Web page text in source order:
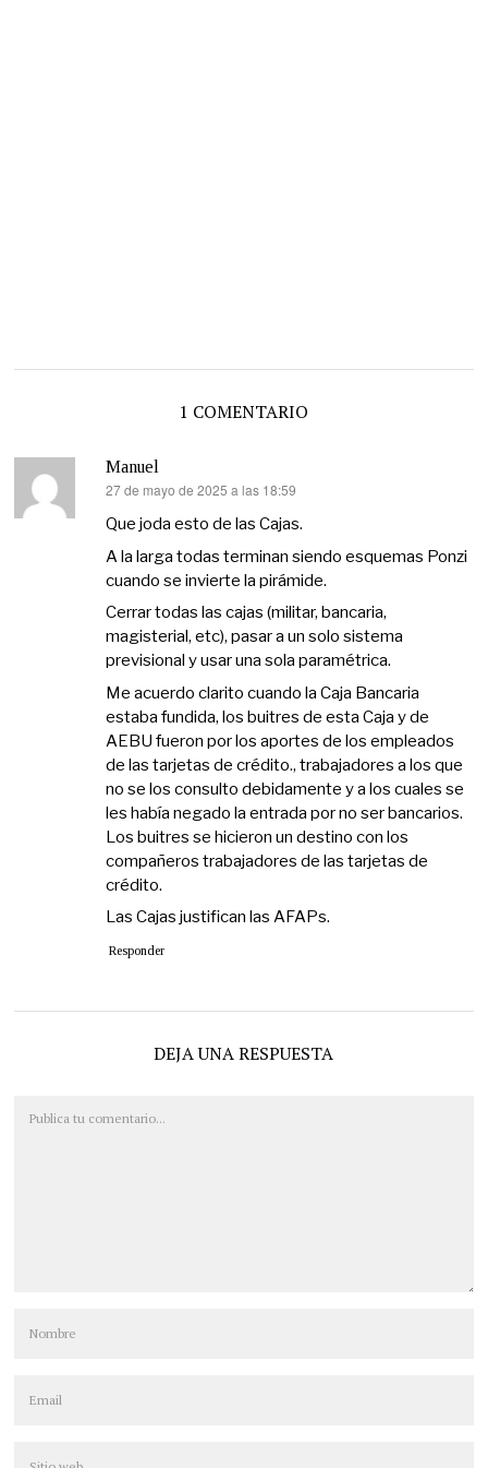
1 COMENTARIO
Manuel
dice:
27 de mayo de 2025 a las 18:59
Que joda esto de las Cajas.
A la larga todas terminan siendo esquemas Ponzi
cuando se invierte la pirámide.
Cerrar todas las cajas (militar, bancaria,
magisterial, etc), pasar a un solo sistema
previsional y usar una sola paramétrica.
Me acuerdo clarito cuando la Caja Bancaria
estaba fundida, los buitres de esta Caja y de
AEBU fueron por los aportes de los empleados
de las tarjetas de crédito., trabajadores a los que
no se los consulto debidamente y a los cuales se
les había negado la entrada por no ser bancarios.
Los buitres se hicieron un destino con los
compañeros trabajadores de las tarjetas de
crédito.
Las Cajas justifican las AFAPs.
Responder
DEJA UNA RESPUESTA